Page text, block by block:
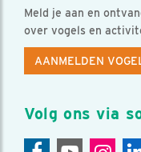
Meld je aan en
over vogels en
AANMELDEN
Volg ons via